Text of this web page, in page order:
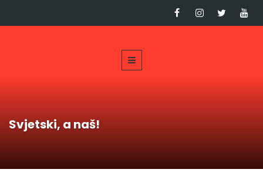
Svjetski, a naš!